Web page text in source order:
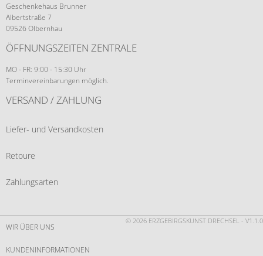
Geschenkehaus Brunner
Albertstraße 7
09526 Olbernhau
ÖFFNUNGSZEITEN ZENTRALE
MO - FR: 9:00 - 15:30 Uhr
Terminvereinbarungen möglich.
VERSAND / ZAHLUNG
Liefer- und Versandkosten
Retoure
Zahlungsarten
© 2026 ERZGEBIRGSKUNST DRECHSEL - V1.1.0
WIR ÜBER UNS
KUNDENINFORMATIONEN